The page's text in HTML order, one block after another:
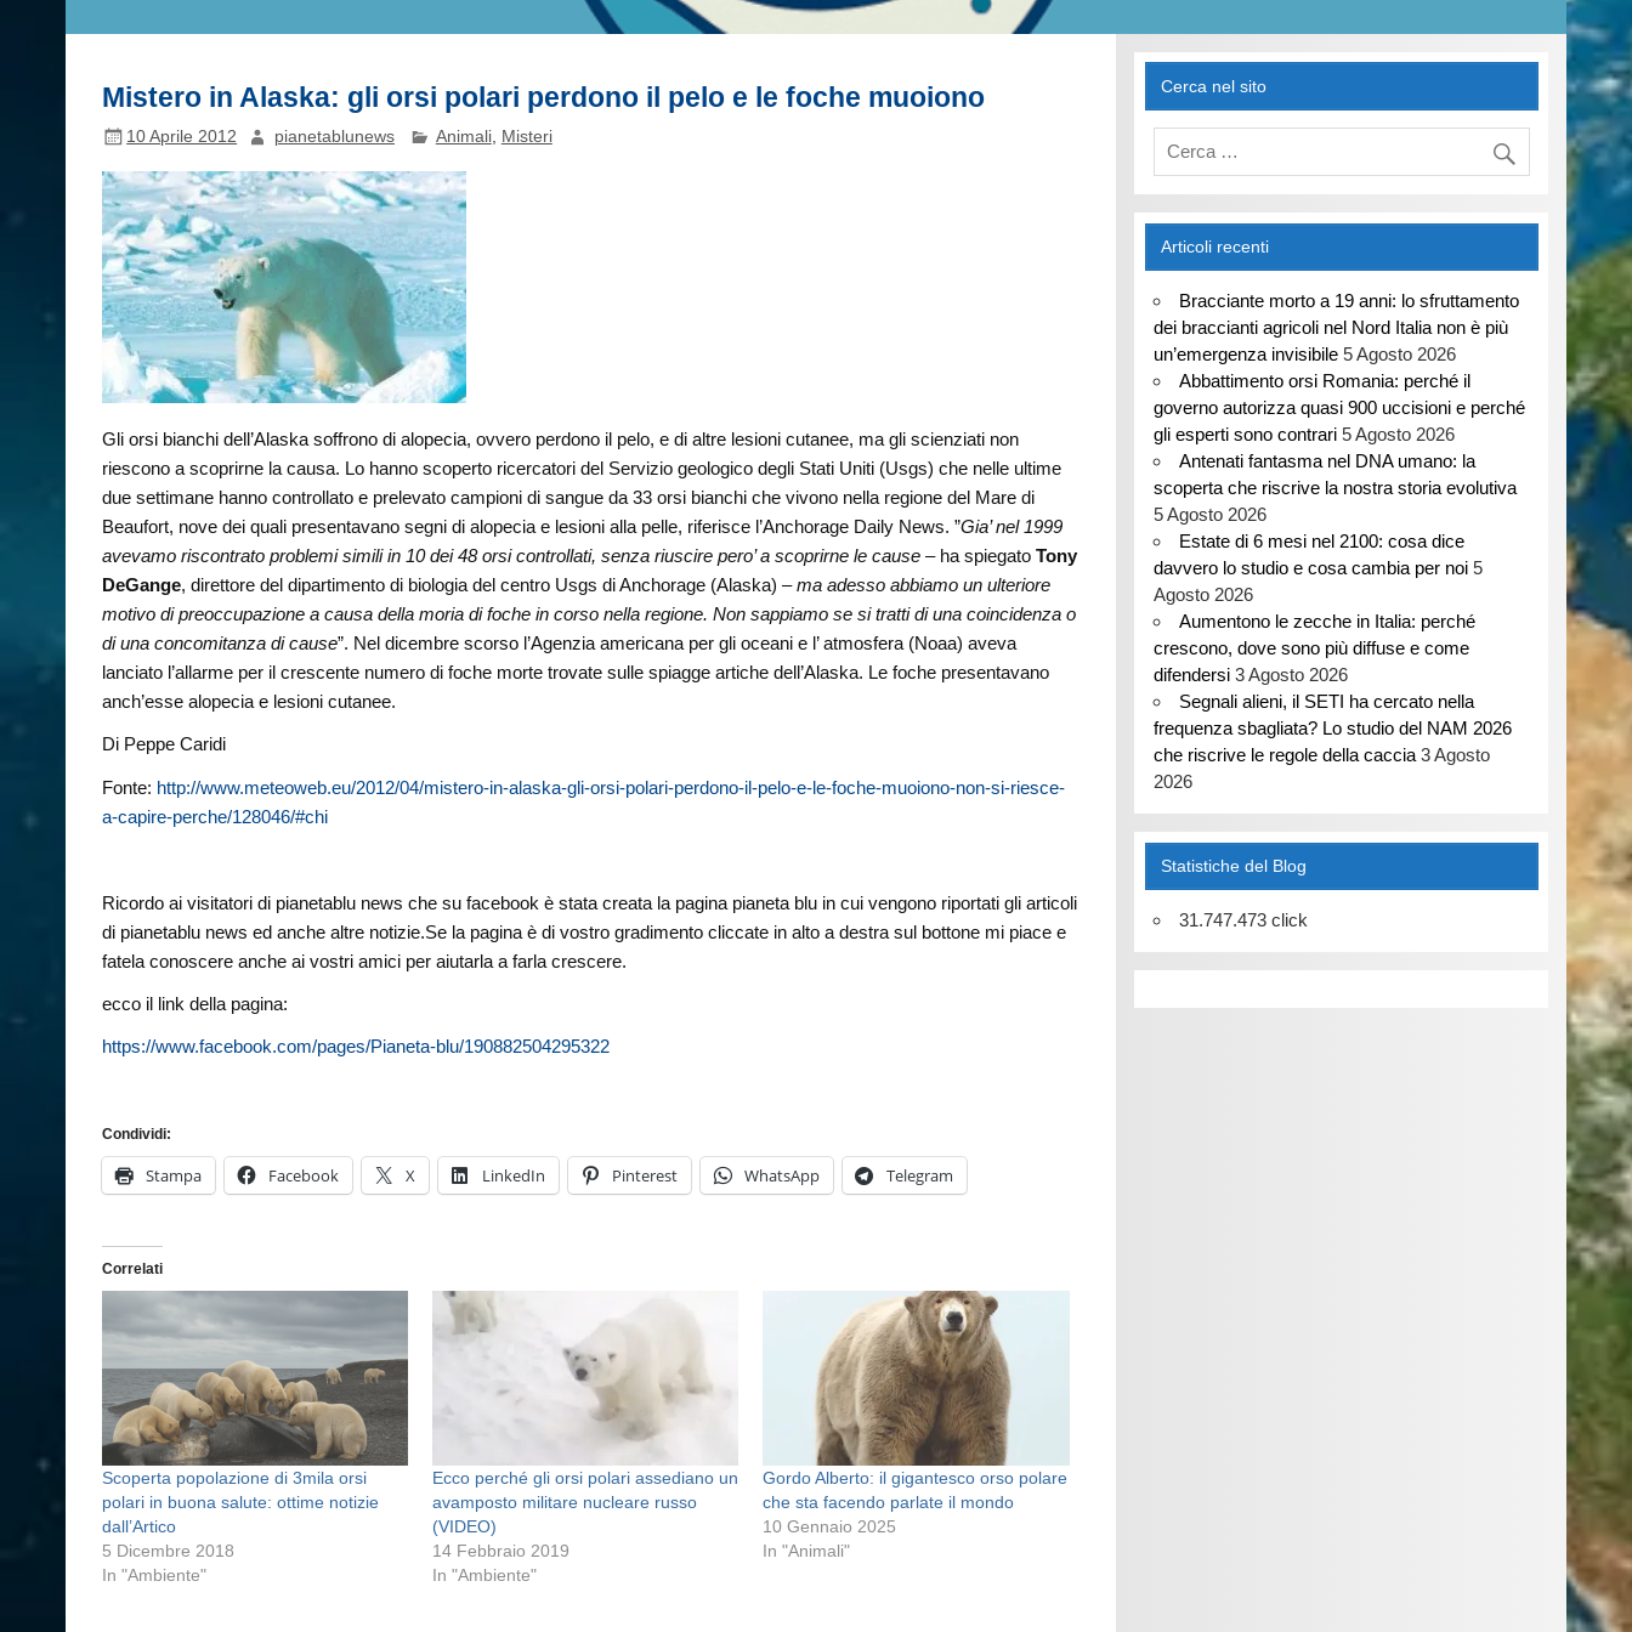
Mistero in Alaska: gli orsi polari perdono il pelo e le foche muoiono
10 Aprile 2012 pianetablunews Animali, Misteri
Gli orsi bianchi dell’Alaska soffrono di alopecia, ovvero perdono il pelo, e di altre lesioni cutanee, ma gli scienziati non
riescono a scoprirne la causa. Lo hanno scoperto ricercatori del Servizio geologico degli Stati Uniti (Usgs) che nelle ultime
due settimane hanno controllato e prelevato campioni di sangue da 33 orsi bianchi che vivono nella regione del Mare di
Beaufort, nove dei quali presentavano segni di alopecia e lesioni alla pelle, riferisce l’Anchorage Daily News. ”Gia’ nel 1999
avevamo riscontrato problemi simili in 10 dei 48 orsi controllati, senza riuscire pero’ a scoprirne le cause – ha spiegatoTony
DeGange, direttore del dipartimento di biologia del centro Usgs di Anchorage (Alaska) –ma adesso abbiamo un ulteriore
motivo di preoccupazione a causa della moria di foche in corso nella regione. Non sappiamo se si tratti di una coincidenza o
di una concomitanza di cause”. Nel dicembre scorso l’Agenzia americana per gli oceani e l’ atmosfera (Noaa) aveva
lanciato l’allarme per il crescente numero di foche morte trovate sulle spiagge artiche dell’Alaska. Le foche presentavano
anch’esse alopecia e lesioni cutanee.
Di Peppe Caridi
Fonte: http://www.meteoweb.eu/2012/04/mistero-in-alaska-gli-orsi-polari-perdono-il-pelo-e-le-foche-muoiono-non-si-riesce-
a-capire-perche/128046/#chi
Ricordo ai visitatori di pianetablu news che su facebook è stata creata la pagina pianeta blu in cui vengono riportati gli articoli
di pianetablu news ed anche altre notizie.Se la pagina è di vostro gradimento cliccate in alto a destra sul bottone mi piace e
fatela conoscere anche ai vostri amici per aiutarla a farla crescere.
ecco il link della pagina:
https://www.facebook.com/pages/Pianeta-blu/190882504295322
Condividi:
Stampa Facebook X LinkedIn Pinterest WhatsApp Telegram
Correlati
Scoperta popolazione di 3mila orsi
polari in buona salute: ottime notizie
dall’Artico
5 Dicembre 2018
In "Ambiente"
Ecco perché gli orsi polari assediano un
avamposto militare nucleare russo
(VIDEO)
14 Febbraio 2019
In "Ambiente"
Gordo Alberto: il gigantesco orso polare
che sta facendo parlate il mondo
10 Gennaio 2025
In "Animali"
Cerca nel sito
Articoli recenti
Bracciante morto a 19 anni: lo sfruttamento
dei braccianti agricoli nel Nord Italia non è più
un’emergenza invisibile 5 Agosto 2026
Abbattimento orsi Romania: perché il
governo autorizza quasi 900 uccisioni e perché
gli esperti sono contrari 5 Agosto 2026
Antenati fantasma nel DNA umano: la
scoperta che riscrive la nostra storia evolutiva
5 Agosto 2026
Estate di 6 mesi nel 2100: cosa dice
davvero lo studio e cosa cambia per noi 5
Agosto 2026
Aumentono le zecche in Italia: perché
crescono, dove sono più diffuse e come
difendersi 3 Agosto 2026
Segnali alieni, il SETI ha cercato nella
frequenza sbagliata? Lo studio del NAM 2026
che riscrive le regole della caccia 3 Agosto
2026
Statistiche del Blog
31.747.473 click